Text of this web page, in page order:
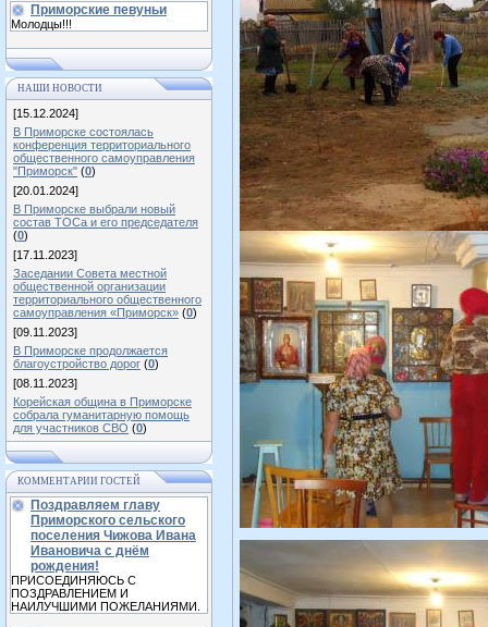
Приморские певуньи
Молодцы!!!
НАШИ НОВОСТИ
[15.12.2024]
В Приморске состоялась
конференция территориального
общественного самоуправления
"Приморск" (0)
[20.01.2024]
В Приморске выбрали новый
состав ТОСа и его председателя
(0)
[17.11.2023]
Заседании Совета местной
общественной организации
территориального общественного
самоуправления «Приморск» (0)
[09.11.2023]
В Приморске продолжается
благоустройство дорог (0)
[08.11.2023]
Корейская община в Приморске
собрала гуманитарную помощь
для участников СВО (0)
КОММЕНТАРИИ ГОСТЕЙ
Поздравляем главу
Приморского сельского
поселения Чижова Ивана
Ивановича с днём
рождения!
ПРИСОЕДИНЯЮСЬ С
ПОЗДРАВЛЕНИЕМ И
НАИЛУЧШИМИ ПОЖЕЛАНИЯМИ.